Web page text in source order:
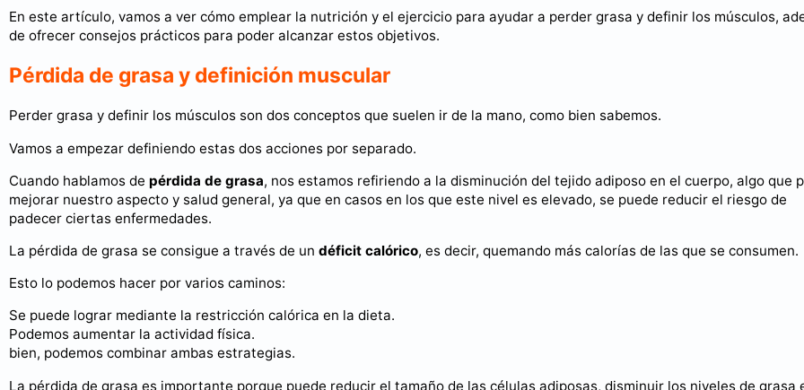
En este artículo, vamos a ver cómo emplear la nutrición y el ejercicio para ayudar a perder grasa y definir los músculos,
de ofrecer consejos prácticos para poder alcanzar estos objetivos.
Pérdida de grasa y definición muscular
Perder grasa y definir los músculos son dos conceptos que suelen ir de la mano, como bien sabemos.
Vamos a empezar definiendo estas dos acciones por separado.
Cuando hablamos de pérdida de grasa, nos estamos refiriendo a la disminución del tejido adiposo en el cuerpo, algo que
mejorar nuestro aspecto y salud general, ya que en casos en los que este nivel es elevado, se puede reducir el riesgo de
padecer ciertas enfermedades.
La pérdida de grasa se consigue a través de un déficit calórico, es decir, quemando más calorías de las que se consumen.
Esto lo podemos hacer por varios caminos:
Se puede lograr mediante la restricción calórica en la dieta.
Podemos aumentar la actividad física.
bien, podemos combinar ambas estrategias.
La pérdida de grasa es importante porque puede reducir el tamaño de las células adiposas, disminuir los niveles de grasa